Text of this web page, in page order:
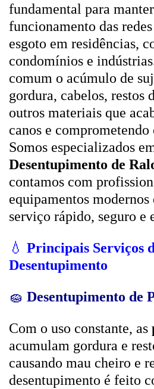
fundamental para
funcionamento das
esgoto em residências,
condomínios e
comum o acúmulo de
gordura, cabelos, restos
outros materiais que
canos e
Somos especializados
Desentupimento de
contamos com
equipamentos
serviço rápido, seguro e
💧 Principais Serviços
Desentupimento
🧽 Desentupimento de
Com o uso constante, as
acumulam gordura e
causando mau cheiro e
desentupimento é feito